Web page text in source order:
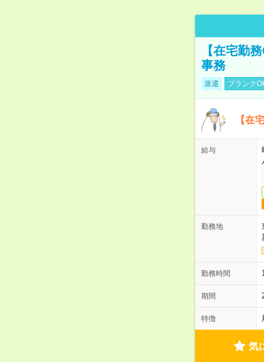
【在宅勤
事務
派遣 ブランク
【在
給与
勤務地
勤務時間
期間
特徴
気